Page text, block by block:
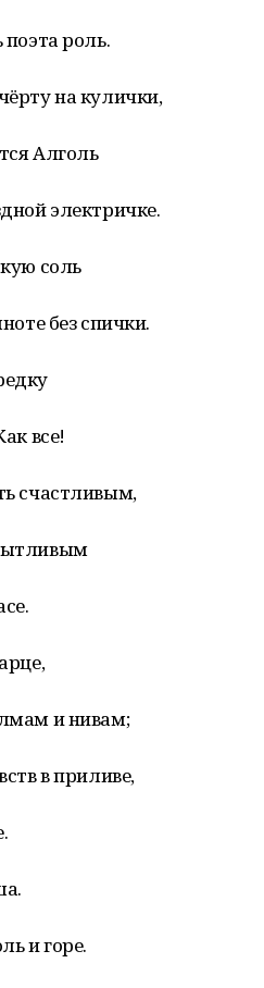
роль.
на кулички,
Алголь
электричке.
соль
без спички.
все!
счастливым,
и нивам;
в приливе,
и горе.